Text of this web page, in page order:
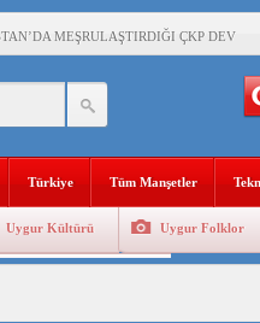
MEŞRULAŞTIRDIĞI ÇKP DEVLET
KARŞI ÇİN İLE İŞBİRLİĞİ YAPACAK
: ÇİN’İN UYGUR SOYKIRIMI BİR
POSTMODERN BİR
DOĞU TÜRKİSTAN
Türkiye Tüm Manşetler
Uygur Kültürü Uygur Folklor